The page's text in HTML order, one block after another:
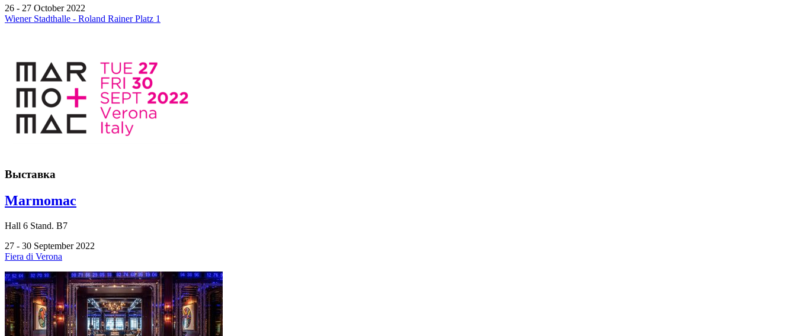
26 - 27 October 2022
Wiener Stadthalle - Roland Rainer Platz 1
Выставка
Marmomac
Hall 6 Stand. B7
27 - 30 September 2022
Fiera di Verona